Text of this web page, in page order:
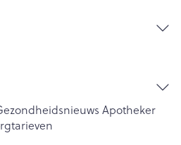
Apotheker